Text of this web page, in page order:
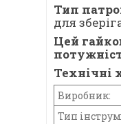
Тип
для
Цей
Технічні
Виробник:
Тип